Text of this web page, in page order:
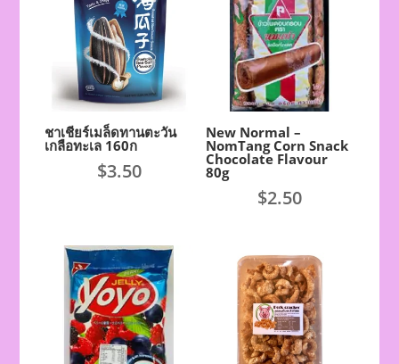
ชาเชียร์เมล็ดทานตะวัน
เกลือทะเล 160ก
$3.50
New Normal –
NomTang Corn Snack
Chocolate Flavour
80g
$2.50